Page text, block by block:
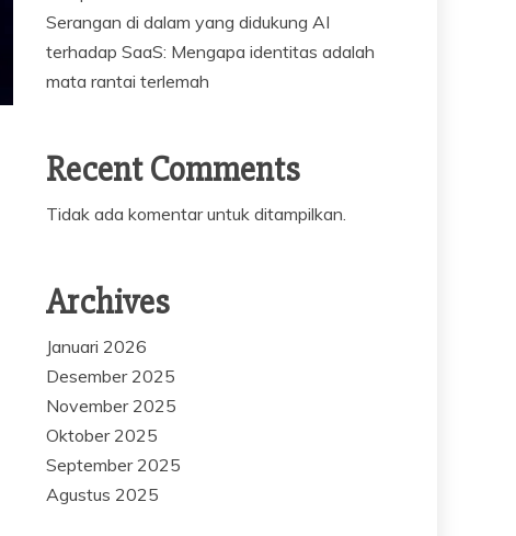
Serangan di dalam yang didukung AI
terhadap SaaS: Mengapa identitas adalah
mata rantai terlemah
Recent Comments
Tidak ada komentar untuk ditampilkan.
Archives
Januari 2026
Desember 2025
November 2025
Oktober 2025
September 2025
Agustus 2025